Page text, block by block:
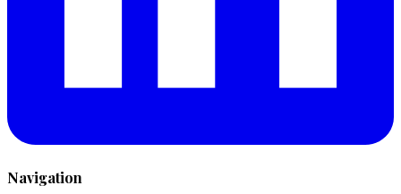
Navigation